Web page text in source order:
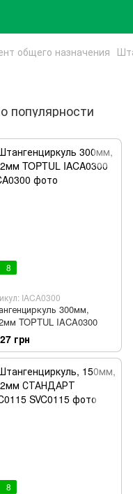
общего назначения
популярности
8
IACA0300
300мм,
TOPTUL IACA0300
грн
8